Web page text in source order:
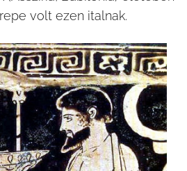
volt ezen italnak.